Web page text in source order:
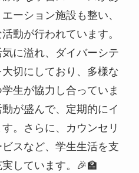
が盛んで、定期的にイ
。さらに、カウンセリ
スなど、学生生活を支
しています。🎉🏫